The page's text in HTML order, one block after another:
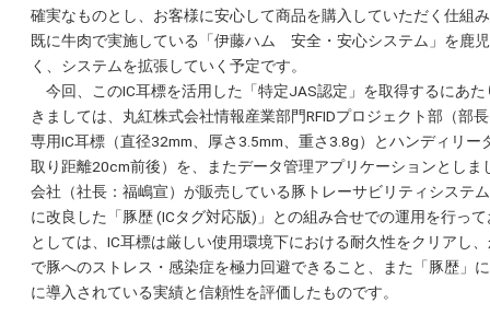
確実なものとし、お客様に安心して商品を購入していただく仕組
既に牛肉で実施している「伊藤ハム 安全・安心システム」を鹿
く、システムを拡張していく予定です。
今回、このIC耳標を活用した「特定JAS認定」を取得するにあた
きましては、丸紅株式会社情報産業部門RFIDプロジェクト部（部
専用IC耳標（直径32mm、厚さ3.5mm、重さ3.8g）とハンディリー
取り距離20cm前後）を、またデータ管理アプリケーションとしま
会社（社長：福嶋宣）が販売している豚トレーサビリティシステ
に改良した「豚歴 (ICタグ対応版)」との組み合せでの運用を行っ
としては、IC耳標は厳しい使用環境下における耐久性をクリアし
で豚へのストレス・感染症を極力回避できること、また「豚歴」
に導入されている実績と信頼性を評価したものです。